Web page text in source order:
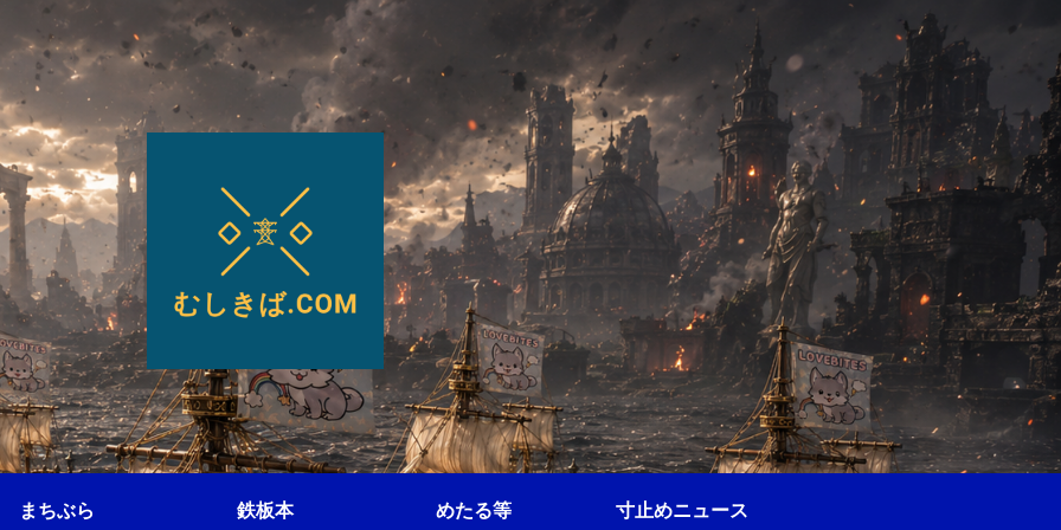
まちぶら 鉄板本 めたる等 寸止めニュース